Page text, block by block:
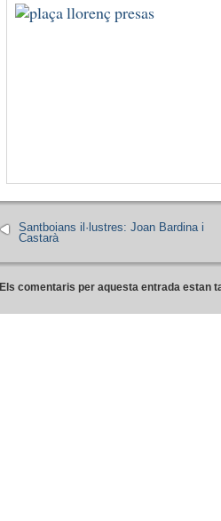
Santboians il·lustres: Joan Bardina i
Castarà
Els comentaris per aquesta entrada estan